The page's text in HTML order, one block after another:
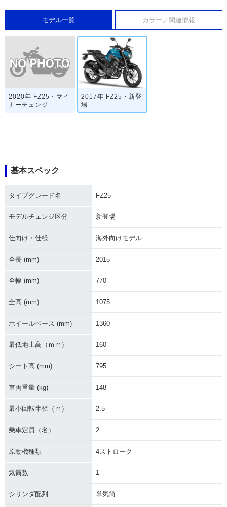
モデル一覧 カラー／関連情報
2020年 FZ25・マイ
ナーチェンジ
2017年 FZ25・新登
場
基本スペック
タイプグレード名 FZ25
モデルチェンジ区分 新登場
仕向け・仕様 海外向けモデル
全長 (mm) 2015
全幅 (mm) 770
全高 (mm) 1075
ホイールベース (mm) 1360
最低地上高（ｍｍ） 160
シート高 (mm) 795
車両重量 (kg) 148
最小回転半径（ｍ） 2.5
乗車定員（名） 2
原動機種類 4ストローク
気筒数 1
シリンダ配列 単気筒